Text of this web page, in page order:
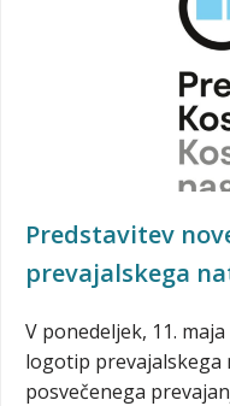
Predstavitev
prevajalskega
V ponedeljek, 11.
logotip prevajalskega
posvečenega